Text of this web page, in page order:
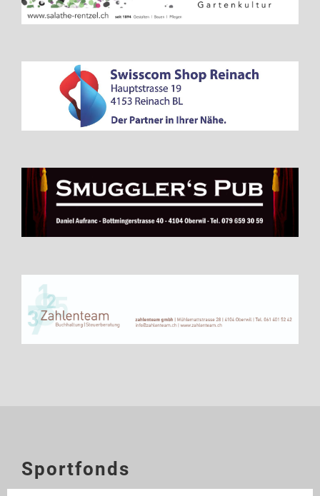
Sportfonds